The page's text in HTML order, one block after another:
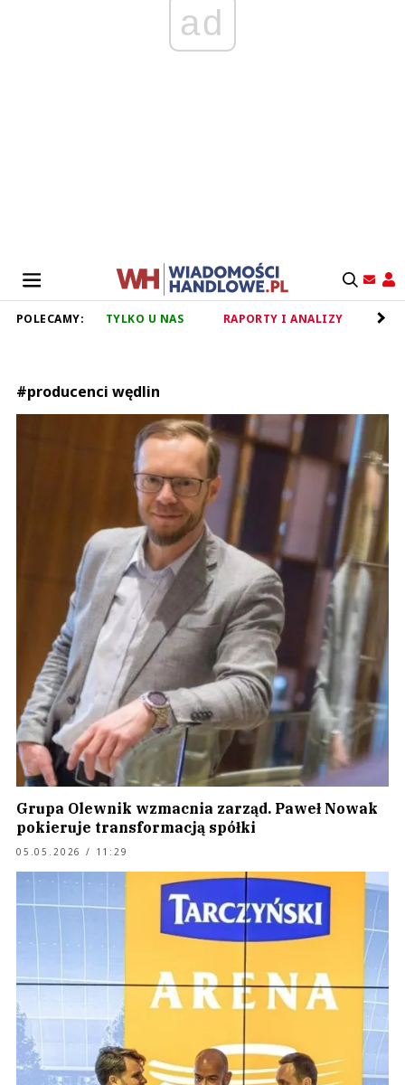
ad
POLECAMY: TYLKO U NAS RAPORTY I ANALIZY
#producenci wędlin
Grupa Olewnik wzmacnia zarząd. Paweł Nowak
pokieruje transformacją spółki
05.05.2026 / 11:29